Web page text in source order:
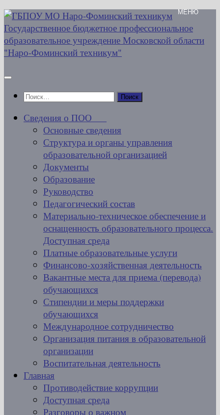
Перейти
к
содержимому
Найти:
Сведения о ПОО
Основные сведения
Структура и органы управления
образовательной организацией
Документы
Образование
Руководство
Педагогический состав
Материально-техническое обеспечение и
оснащенность образовательного процесса.
Доступная среда
Платные образовательные услуги
Финансово-хозяйственная деятельность
Вакантные места для приема (перевода)
обучающихся
Стипендии и меры поддержки
обучающихся
Международное сотрудничество
Организация питания в образовательной
организации
Воспитательная деятельность
Главная
Противодействие коррупции
Доступная среда
Разговоры о важном